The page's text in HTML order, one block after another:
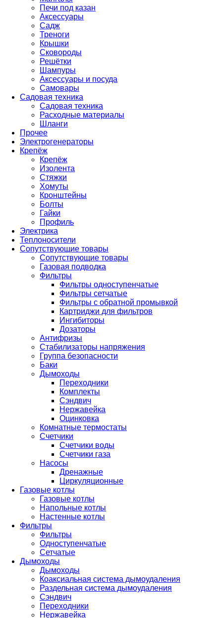
Печи под казан
Аксессуары
Садж
Треноги
Крышки
Сковороды
Решётки
Шампуры
Аксессуары и посуда
Самовары
Садовая техника
Садовая техника
Расходные материалы
Шланги
Прочее
Электрогенераторы
Крепёж
Крепёж
Изолента
Стяжки
Хомуты
Кронштейны
Болты
Гайки
Профиль
Электрика
Теплоносители
Сопутствующие товары
Сопутствующие товары
Газовая подводка
Фильтры
Фильтры одноступенчатые
Фильтры сетчатые
Фильтры с обратной промывкой
Картриджи для фильтров
Ингибиторы
Дозаторы
Антифризы
Стабилизаторы напряжения
Группа безопасности
Баки
Дымоходы
Переходники
Комплекты
Сэндвич
Нержавейка
Оцинковка
Комнатные термостаты
Счетчики
Счетчики воды
Счетчики газа
Насосы
Дренажные
Циркуляционные
Газовые котлы
Газовые котлы
Напольные котлы
Настенные котлы
Фильтры
Фильтры
Одноступенчатые
Сетчатые
Дымоходы
Дымоходы
Коаксиальная система дымоудаления
Раздельная система дымоудаления
Сэндвич
Переходники
Нержавейка